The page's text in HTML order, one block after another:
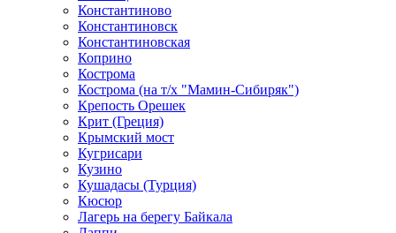
Константиново
Константиновск
Константиновская
Коприно
Кострома
Кострома (на т/х "Мамин-Сибиряк")
Крепость Орешек
Крит (Греция)
Крымский мост
Кугрисари
Кузино
Кушадасы (Турция)
Кюсюр
Лагерь на берегу Байкала